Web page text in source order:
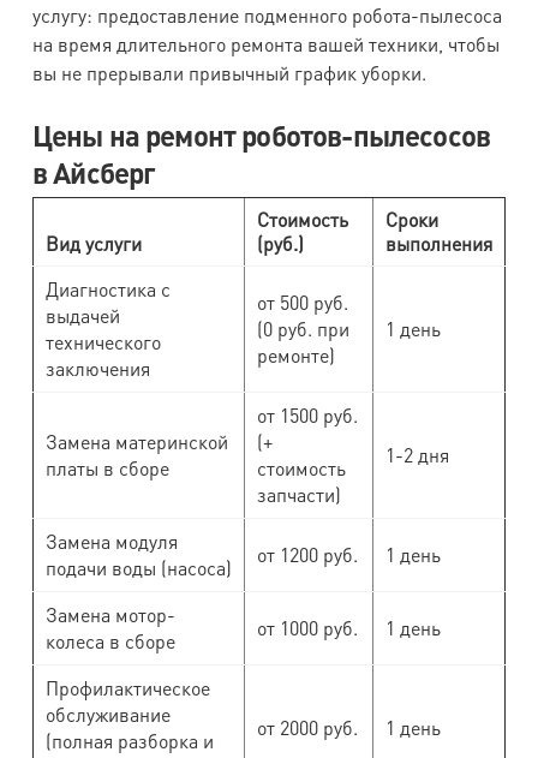
услугу: предоставление подменного робота-пылесоса
на время длительного ремонта вашей техники, чтобы
вы не прерывали привычный график уборки.
Цены на ремонт роботов-пылесосов
в Айсберг
Вид услуги
Стоимость
(руб.)
Сроки
выполнения
Диагностика с
выдачей
технического
заключения
от 500 руб.
(0 руб. при
ремонте)
1 день
Замена материнской
платы в сборе
от 1500 руб.
(+
стоимость
запчасти)
1-2 дня
Замена модуля
подачи воды (насоса)
от 1200 руб. 1 день
Замена мотор-
колеса в сборе
от 1000 руб. 1 день
Профилактическое
обслуживание
(полная разборка и
от 2000 руб. 1 день